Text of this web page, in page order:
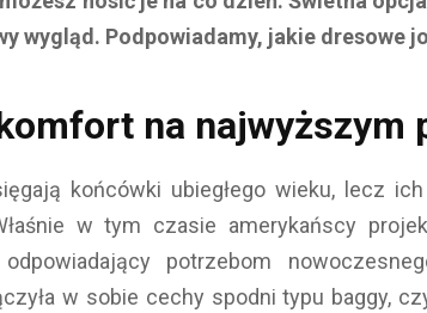
wygląd. Podpowiadamy, jakie dresowe
na najwyższym
końcówki ubiegłego wieku, lecz
w tym czasie amerykańscy
potrzebom
w sobie cechy spodni typu baggy,